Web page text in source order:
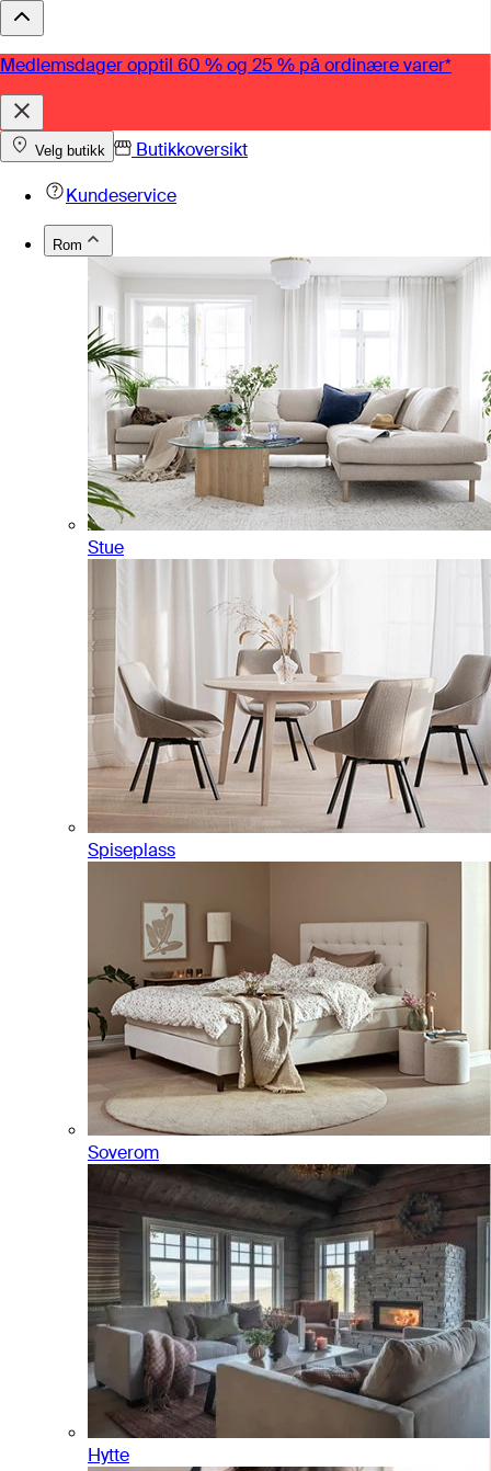
Medlemsdager opptil 60 % og 25 % på ordinære varer*
Velg butikk
Butikkoversikt
Kundeservice
Rom
Stue
Spiseplass
Soverom
Hytte